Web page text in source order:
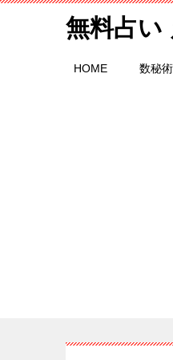
無料占い
HOME 数秘